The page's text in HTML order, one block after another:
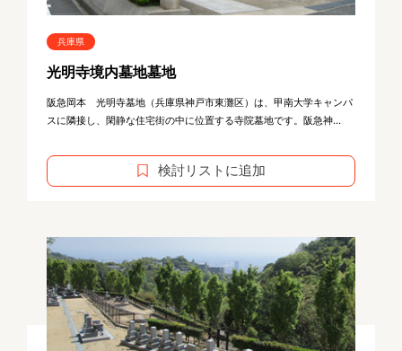
兵庫県
光明寺境内墓地墓地
阪急岡本 光明寺墓地（兵庫県神戸市東灘区）は、甲南大学キャンパ
スに隣接し、閑静な住宅街の中に位置する寺院墓地です。阪急神...
検討リストに追加